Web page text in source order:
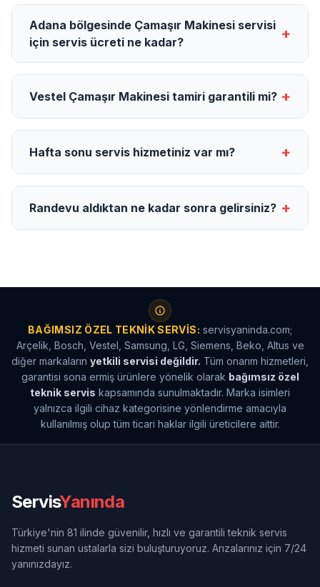
Adana bölgesinde Çamaşır Makinesi servisi
için servis ücreti ne kadar?
+
Vestel Çamaşır Makinesi tamiri garantili mi? +
Hafta sonu servis hizmetiniz var mı? +
Randevu aldıktan ne kadar sonra gelirsiniz? +
BAĞIMSIZ ÖZEL TEKNIK SERVIS: servisyaninda.com;
Arçelik, Bosch, Vestel, Samsung, LG, Siemens, Beko, Altus ve
diğer markaların yetkili servisi değildir. Tüm onarım hizmetleri,
garantisi sona ermiş ürünlere yönelik olarak bağımsız özel
teknik servis kapsamında sunulmaktadır. Marka isimleri
yalnızca ilgili cihaz kategorisine yönlendirme amacıyla
kullanılmış olup tüm ticari haklar ilgili üreticilere aittir.
ServisYanında
Türkiye'nin 81 ilinde güvenilir, hızlı ve garantili teknik servis
hizmeti sunan ustalarla sizi buluşturuyoruz. Arızalarınız için 7/24
yanınızdayız.